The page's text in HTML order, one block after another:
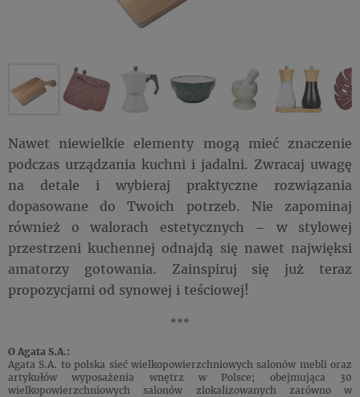
Nawet niewielkie elementy mogą mieć znaczenie
podczas urządzania kuchni i jadalni. Zwracaj uwagę
na detale i wybieraj praktyczne rozwiązania
dopasowane do Twoich potrzeb. Nie zapominaj
również o walorach estetycznych – w stylowej
przestrzeni kuchennej odnajdą się nawet najwięksi
amatorzy gotowania. Zainspiruj się już teraz
propozycjami od synowej i teściowej!
***
O Agata S.A.:
Agata S.A. to polska sieć wielkopowierzchniowych salonów mebli oraz
artykułów wyposażenia wnętrz w Polsce; obejmująca 30
wielkopowierzchniowych salonów zlokalizowanych zarówno w